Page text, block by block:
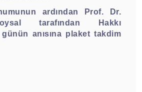
ardından Prof. Dr.
tarafından Hakkı
günün anısına plaket takdim